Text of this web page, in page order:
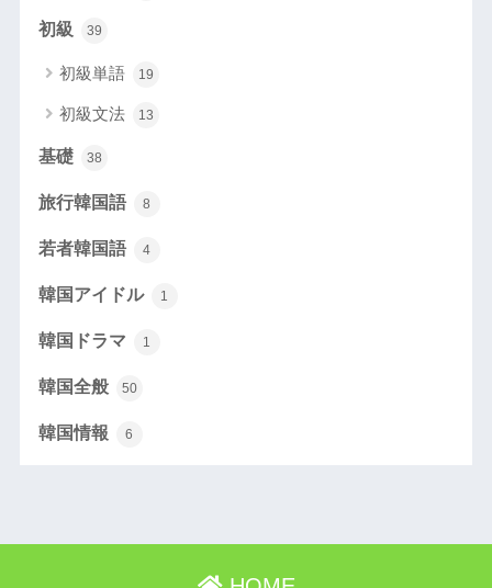
初級 39
初級単語 19
初級文法 13
基礎 38
旅行韓国語 8
若者韓国語 4
韓国アイドル 1
韓国ドラマ 1
韓国全般 50
韓国情報 6